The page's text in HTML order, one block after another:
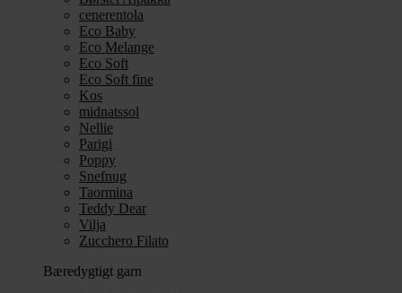
cenerentola
Eco Baby
Eco Melange
Eco Soft
Eco Soft fine
Kos
midnatssol
Nellie
Parigi
Poppy
Snefnug
Taormina
Teddy Dear
Vilja
Zucchero Filato
Bæredygtigt garn